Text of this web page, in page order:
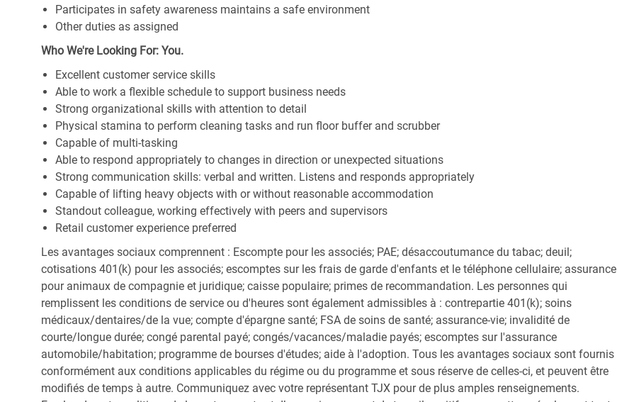
Participates in safety awareness maintains a safe environment
Other duties as assigned
Who We're Looking For: You.
Excellent customer service skills
Able to work a flexible schedule to support business needs
Strong organizational skills with attention to detail
Physical stamina to perform cleaning tasks and run floor buffer and scrubber
Capable of multi-tasking
Able to respond appropriately to changes in direction or unexpected situations
Strong communication skills: verbal and written. Listens and responds appropriately
Capable of lifting heavy objects with or without reasonable accommodation
Standout colleague, working effectively with peers and supervisors
Retail customer experience preferred
Les avantages sociaux comprennent : Escompte pour les associés; PAE; désaccoutumance du tabac; deuil;
cotisations 401(k) pour les associés; escomptes sur les frais de garde d'enfants et le téléphone cellulaire; assurance
pour animaux de compagnie et juridique; caisse populaire; primes de recommandation. Les personnes qui
remplissent les conditions de service ou d'heures sont également admissibles à : contrepartie 401(k); soins
médicaux/dentaires/de la vue; compte d'épargne santé; FSA de soins de santé; assurance-vie; invalidité de
courte/longue durée; congé parental payé; congés/vacances/maladie payés; escomptes sur l'assurance
automobile/habitation; programme de bourses d'études; aide à l'adoption. Tous les avantages sociaux sont fournis
conformément aux conditions applicables du régime ou du programme et sous réserve de celles-ci, et peuvent être
modifiés de temps à autre. Communiquez avec votre représentant TJX pour de plus amples renseignements.